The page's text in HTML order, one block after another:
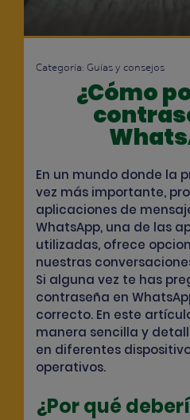
Categoría: Guías y consejos
¿Cómo
En un mundo donde la
vez más importante,
aplicaciones de
WhatsApp, una de las
utilizadas, ofrece
nuestras
Si alguna vez te has
contraseña en
correcto. En este
manera sencilla y
en diferentes
operativos.
¿Por qué